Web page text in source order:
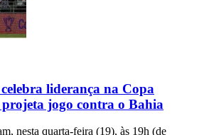
liderança na Copa
projeta jogo contra o Bahia
nesta quarta-feira (19), às 19h (de